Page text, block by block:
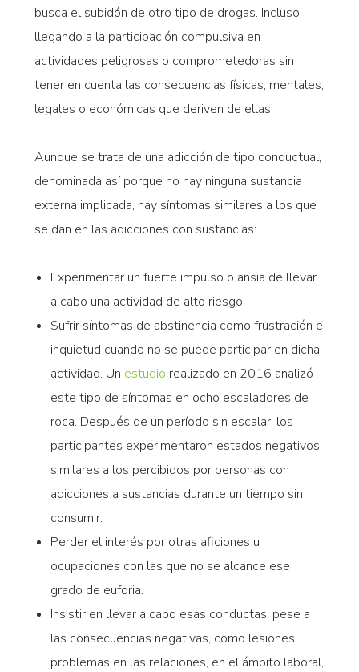
busca el subidón de otro tipo de drogas. Incluso
llegando a la participación compulsiva en
actividades peligrosas o comprometedoras sin
tener en cuenta las consecuencias físicas, mentales,
legales o económicas que deriven de ellas.
Aunque se trata de una adicción de tipo conductual,
denominada así porque no hay ninguna sustancia
externa implicada, hay síntomas similares a los que
se dan en las adicciones con sustancias:
Experimentar un fuerte impulso o ansia de llevar
a cabo una actividad de alto riesgo.
Sufrir síntomas de abstinencia como frustración e
inquietud cuando no se puede participar en dicha
actividad. Un estudio realizado en 2016 analizó
este tipo de síntomas en ocho escaladores de
roca. Después de un período sin escalar, los
participantes experimentaron estados negativos
similares a los percibidos por personas con
adicciones a sustancias durante un tiempo sin
consumir.
Perder el interés por otras aficiones u
ocupaciones con las que no se alcance ese
grado de euforia.
Insistir en llevar a cabo esas conductas, pese a
las consecuencias negativas, como lesiones,
problemas en las relaciones, en el ámbito laboral,